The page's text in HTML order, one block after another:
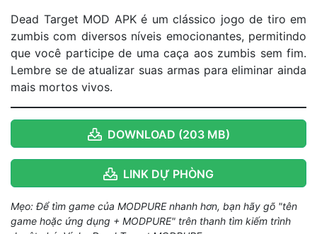
Dead Target MOD APK é um clássico jogo de tiro em
zumbis com diversos níveis emocionantes, permitindo
que você participe de uma caça aos zumbis sem fim.
Lembre se de atualizar suas armas para eliminar ainda
mais mortos vivos.
DOWNLOAD (203 MB)
LINK DỰ PHÒNG
Mẹo: Để tìm game của MODPURE nhanh hơn, bạn hãy gõ "tên
game hoặc ứng dụng + MODPURE" trên thanh tìm kiếm trình